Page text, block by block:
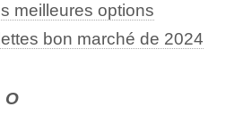
meilleures options
bon marché de 2024